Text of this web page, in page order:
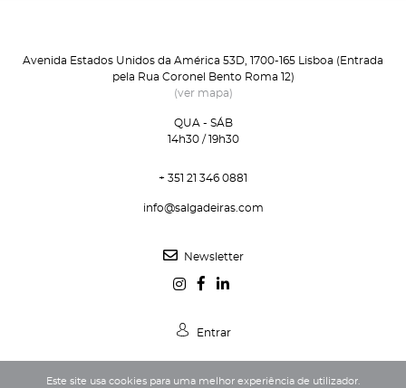
Avenida Estados Unidos da América 53D, 1700-165 Lisboa (Entrada
pela Rua Coronel Bento Roma 12)
(ver mapa)
QUA - SÁB
14h30 / 19h30
+ 351 21 346 0881
info@salgadeiras.com
Newsletter
Entrar
Este site usa cookies para uma melhor experiência de utilizador.